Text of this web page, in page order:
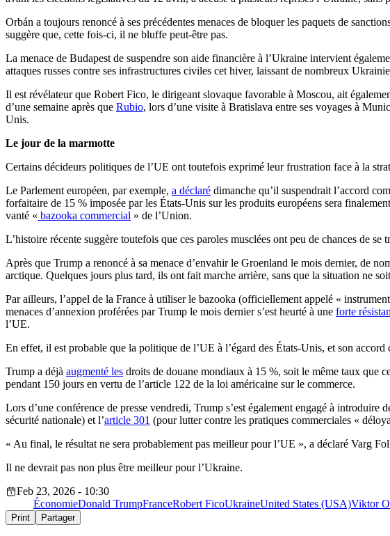
Orbán a toujours renoncé à ses précédentes menaces de bloquer les paquets de
suggère que, cette fois-ci, il ne bluffe peut-être pas.
La menace de Budapest de suspendre son aide financière à l’Ukraine intervient
attaques russes contre ses infrastructures civiles cet hiver, laissant de nombreux
Il est révélateur que Robert Fico, le dirigeant slovaque favorable à Moscou, ait
d’une semaine après que Rubio, lors d’une visite à Bratislava entre ses voyages à
Unis.
Le jour de la marmotte
Certains décideurs politiques de l’UE ont toutefois exprimé leur frustration face à la
Le Parlement européen, par exemple, a déclaré dimanche qu’il suspendrait l’accord
forfaitaire de 15 % imposée par les États-Unis sur les produits européens sera
vanté « bazooka commercial » de l’Union.
L’histoire récente suggère toutefois que ces paroles musclées ont peu de chances de se
Après que Trump a renoncé à sa menace d’envahir le Groenland le mois dernier, de
arctique. Quelques jours plus tard, ils ont fait marche arrière, sans que la situation ne
Par ailleurs, l’appel de la France à utiliser le bazooka (officiellement appelé «
menaces d’annexion proférées par Trump le mois dernier s’est heurté à une forte
l’UE.
En effet, il est probable que la politique de l’UE à l’égard des États-Unis, et son
Trump a déjà augmenté les droits de douane mondiaux à 15 %, soit le même taux que
pendant 150 jours en vertu de l’article 122 de la loi américaine sur le commerce.
Lors d’une conférence de presse vendredi, Trump s’est également engagé à
sécurité nationale) et l’article 301 (pour lutter contre les pratiques commerciales «
« Au final, le résultat ne sera probablement pas meilleur pour l’UE », a déclaré Varg
Il ne devrait pas non plus être meilleur pour l’Ukraine.
Feb 23, 2026 - 10:30
ÉconomieDonald TrumpFranceRobert FicoUkraineUnited States (USA)Viktor
Print Partager